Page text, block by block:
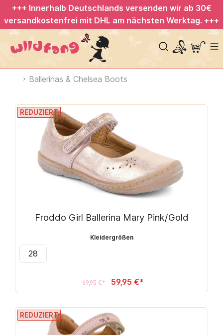
+++ Innerhalb Deutschlands versenden wir ab 30€
versandkostenfrei mit DHL am nächsten Werktag. +++
Ballerinas & Chelsea Boots
REDUZIERT
Froddo Girl Ballerina Mary Pink/Gold
Kleidergrößen
28
69,95 €* 59,95 €*
REDUZIERT